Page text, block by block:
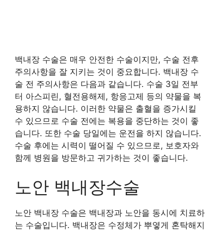
백내장 수술은 매우 안전한 수술이지만, 수술 전후
주의사항을 잘 지키는 것이 중요합니다. 백내장 수
술 전 주의사항은 다음과 같습니다. 수술 3일 전부
터 아스피린, 혈전용해제, 항응고제 등의 약물을 복
용하지 않습니다. 이러한 약물은 출혈을 증가시킬
수 있으므로 수술 전에는 복용을 중단하는 것이 좋
습니다. 또한 수술 당일에는 운전을 하지 않습니다.
수술 후에는 시력이 떨어질 수 있으므로, 보호자와
함께 병원을 방문하고 귀가하는 것이 좋습니다.
노안 백내장수술
노안 백내장 수술은 백내장과 노안을 동시에 치료하
는 수술입니다. 백내장은 수정체가 뿌옇게 혼탁해지